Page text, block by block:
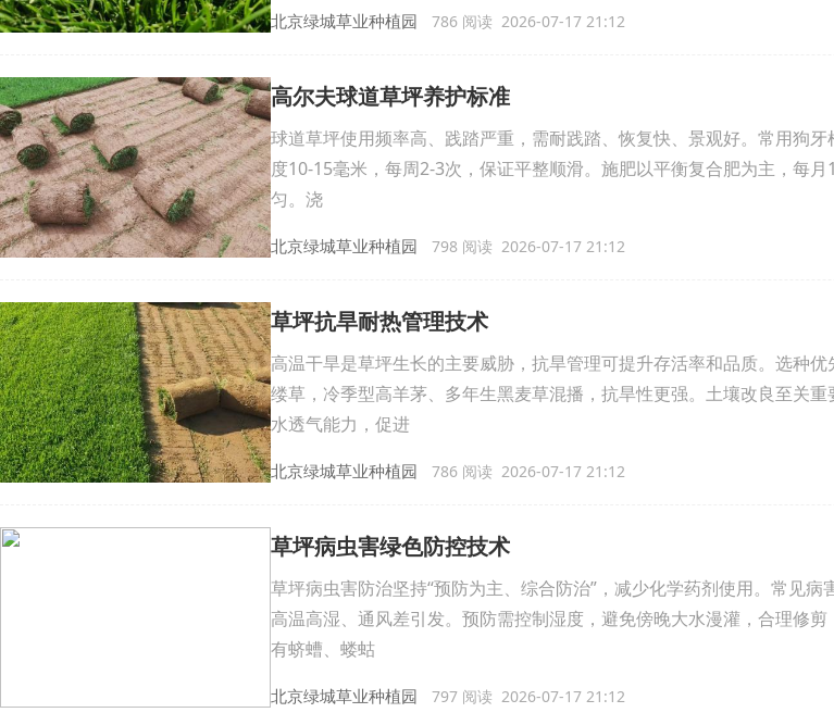
北京绿城草业种植园 786 阅读 2026-07-17 21:12
高尔夫球道草坪养护标准
球道草坪使用频率高、践踏严重，需耐践踏、恢复快、景观好。常用狗
度10-15毫米，每周2-3次，保证平整顺滑。施肥以平衡复合肥为主，每
匀。浇
北京绿城草业种植园 798 阅读 2026-07-17 21:12
草坪抗旱耐热管理技术
高温干旱是草坪生长的主要威胁，抗旱管理可提升存活率和品质。选种
缕草，冷季型高羊茅、多年生黑麦草混播，抗旱性更强。土壤改良至关
水透气能力，促进
北京绿城草业种植园 786 阅读 2026-07-17 21:12
草坪病虫害绿色防控技术
草坪病虫害防治坚持“预防为主、综合防治”，减少化学药剂使用。常见
高温高湿、通风差引发。预防需控制湿度，避免傍晚大水漫灌，合理修
有蛴螬、蝼蛄
北京绿城草业种植园 797 阅读 2026-07-17 21:12